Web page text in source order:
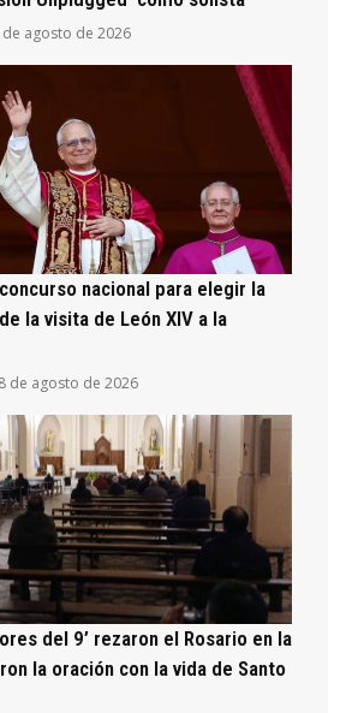
agosto de 2026
nacional para elegir la
la visita de León XIV a la
de agosto de 2026
del 9’ rezaron el Rosario en la
la oración con la vida de Santo